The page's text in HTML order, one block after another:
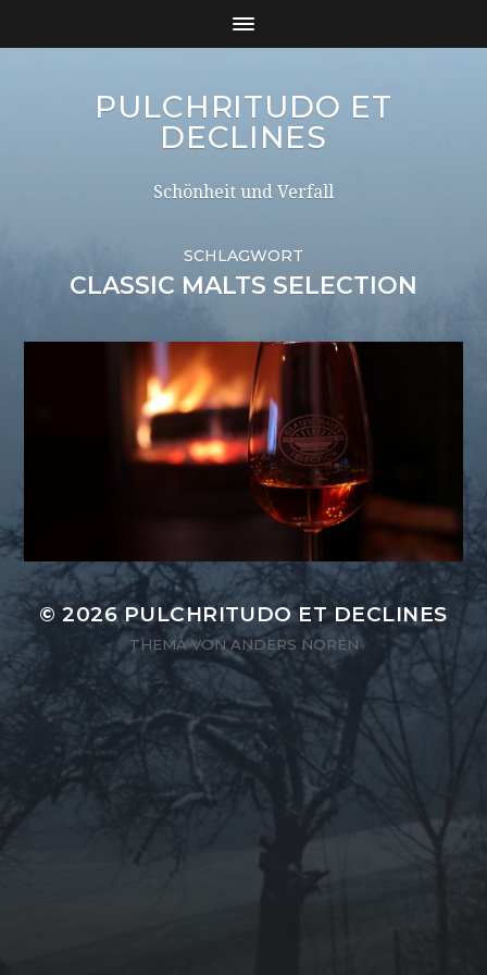
PULCHRITUDO ET
DECLINES
Schönheit und Verfall
SCHLAGWORT
CLASSIC MALTS SELECTION
© 2026PULCHRITUDO ET DECLINES
THEMA VONANDERS NORÉN